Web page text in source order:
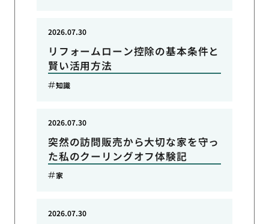
リフォームローン控除の基本条件と
賢い活用方法
2026.07.30
知識
突然の訪問販売から大切な家を守っ
た私のクーリングオフ体験記
2026.07.30
家
2026.07.30